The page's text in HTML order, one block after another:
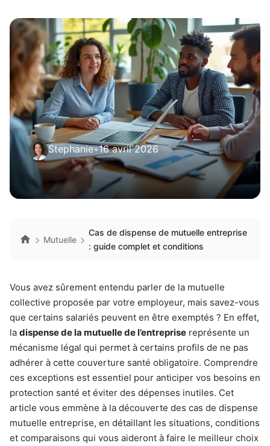
Stephanie•16 avril 2026
Mutuelle
Cas de dispense de mutuelle entreprise
: guide complet et conditions
Vous avez sûrement entendu parler de la mutuelle
collective proposée par votre employeur, mais savez-vous
que certains salariés peuvent en être exemptés ? En effet,
la dispense de la mutuelle de l’entreprise représente un
mécanisme légal qui permet à certains profils de ne pas
adhérer à cette couverture santé obligatoire. Comprendre
ces exceptions est essentiel pour anticiper vos besoins en
protection santé et éviter des dépenses inutiles. Cet
article vous emmène à la découverte des cas de dispense
mutuelle entreprise, en détaillant les situations, conditions
et comparaisons qui vous aideront à faire le meilleur choix